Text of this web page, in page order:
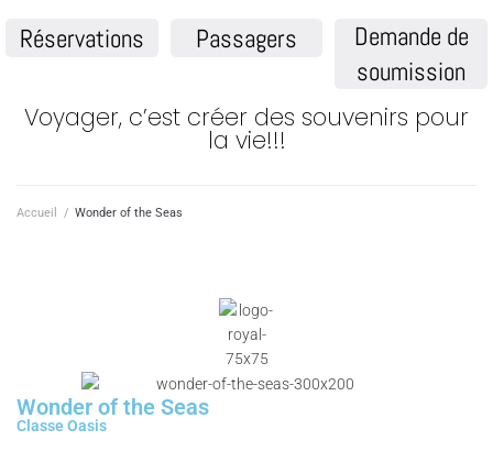
Réservations Passagers
Demande de
soumission
Voyager, c’est créer des souvenirs pour
la vie!!!
Accueil / Wonder of the Seas
Wonder of the Seas
Classe Oasis